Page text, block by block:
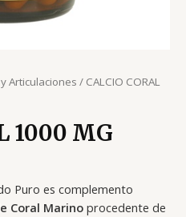
Articulaciones / CALCIO CORAL
1000 MG
Puro es complemento
Coral Marino procedente de